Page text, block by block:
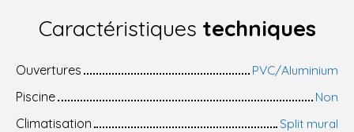
Caractéristiques techniques
Ouvertures
PVC/Aluminium
Piscine
Non
Climatisation
Split mural